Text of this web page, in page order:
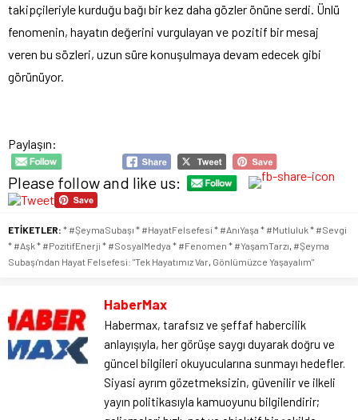
takipçileriyle kurduğu bağı bir kez daha gözler önüne serdi. Ünlü
fenomenin, hayatın değerini vurgulayan ve pozitif bir mesaj
veren bu sözleri, uzun süre konuşulmaya devam edecek gibi
görünüyor.
Paylaşın:
Please follow and like us:
ETİKETLER: * #ŞeymaSubaşı * #HayatFelsefesi * #AnıYaşa * #Mutluluk * #Sevgi
* #Aşk * #PozitifEnerji * #SosyalMedya * #Fenomen * #YaşamTarzı, #Şeyma
Subaşı'ndan Hayat Felsefesi: "Tek Hayatımız Var, Gönlümüzce Yaşayalım"
HaberMax
Habermax, tarafsız ve şeffaf habercilik
anlayışıyla, her görüşe saygı duyarak doğru ve
güncel bilgileri okuyucularına sunmayı hedefler.
Siyasi ayrım gözetmeksizin, güvenilir ve ilkeli
yayın politikasıyla kamuoyunu bilgilendirir;